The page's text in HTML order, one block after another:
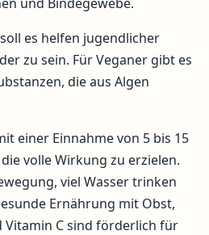
es helfen jugendlicher
zu sein. Für Veganer gibt es
die aus Algen
einer Einnahme von 5 bis 15
volle Wirkung zu erzielen.
viel Wasser trinken
Ernährung mit Obst,
Vitamin C sind förderlich für